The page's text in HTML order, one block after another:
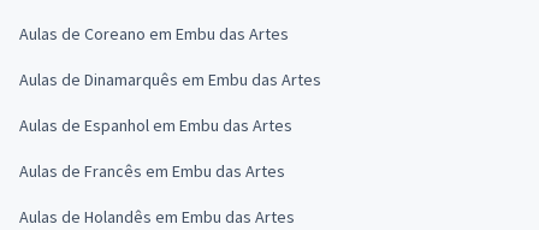
Aulas de Coreano em Embu das Artes
Aulas de Dinamarquês em Embu das Artes
Aulas de Espanhol em Embu das Artes
Aulas de Francês em Embu das Artes
Aulas de Holandês em Embu das Artes